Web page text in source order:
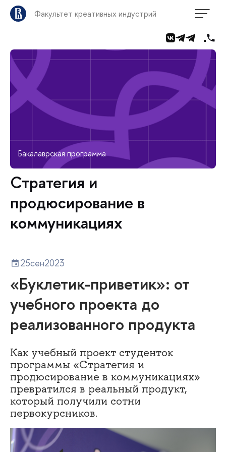
Факультет креативных индустрий
Бакалаврская программа
Стратегия и
продюсирование в
коммуникациях
25сен2023
«Буклетик-приветик»: от
учебного проекта до
реализованного продукта
Как учебный проект студенток
программы «Стратегия и
продюсирование в коммуникациях»
превратился в реальный продукт,
который получили сотни
первокурсников.